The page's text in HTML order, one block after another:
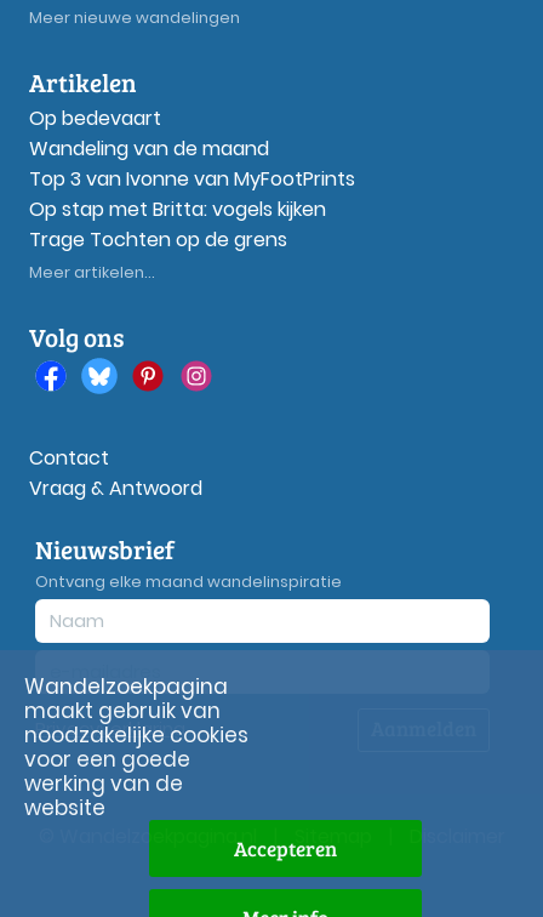
Meer nieuwe wandelingen
Artikelen
Op bedevaart
Wandeling van de maand
Top 3 van Ivonne van MyFootPrints
Op stap met Britta: vogels kijken
Trage Tochten op de grens
Meer artikelen...
Volg ons
Contact
Vraag & Antwoord
Nieuwsbrief
Ontvang elke maand wandelinspiratie
Privacyverklaring
© Wandelzoekpagina.nl
Wandelzoekpagina
maakt gebruik van
noodzakelijke cookies
voor een goede
werking van de
website
Accepteren